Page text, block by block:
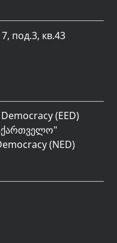
под.3, кв.43
(EED)
"
(NED)